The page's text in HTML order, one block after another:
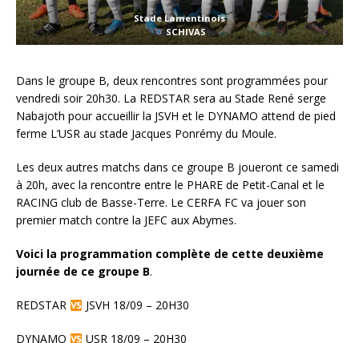
Stade Lamentinois
SCHIVAS
Dans le groupe B, deux rencontres sont programmées pour
vendredi soir 20h30. La REDSTAR sera au Stade René serge
Nabajoth pour accueillir la JSVH et le DYNAMO attend de pied
ferme L’USR au stade Jacques Ponrémy du Moule.
Les deux autres matchs dans ce groupe B joueront ce samedi
à 20h, avec la rencontre entre le PHARE de Petit-Canal et le
RACING club de Basse-Terre. Le CERFA FC va jouer son
premier match contre la JEFC aux Abymes.
Voici la programmation complète de cette deuxième
journée de ce groupe B.
REDSTAR JSVH 18/09 – 20H30
DYNAMO USR 18/09 – 20H30